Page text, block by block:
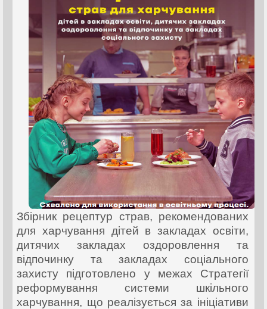
Збірник рецептур страв, рекомендованих
для харчування дітей в закладах освіти,
дитячих закладах оздоровлення та
відпочинку та закладах соціального
захисту підготовлено у межах Стратегії
реформування системи шкільного
харчування, що реалізується за ініціативи